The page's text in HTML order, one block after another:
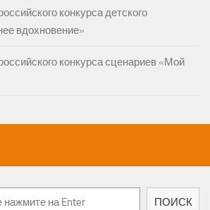
конкурса детского
вдохновение»
конкурса сценариев «Мой
ПОИСК